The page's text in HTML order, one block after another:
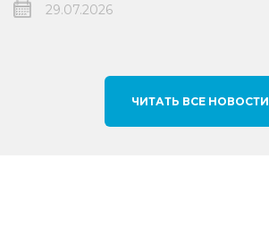
29.07.2026
ЧИТАТЬ ВСЕ НОВОСТИ